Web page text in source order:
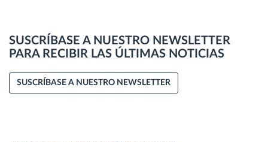
SUSCRÍBASE A NUESTRO NEWSLETTER
PARA RECIBIR LAS ÚLTIMAS NOTICIAS
SUSCRÍBASE A NUESTRO NEWSLETTER